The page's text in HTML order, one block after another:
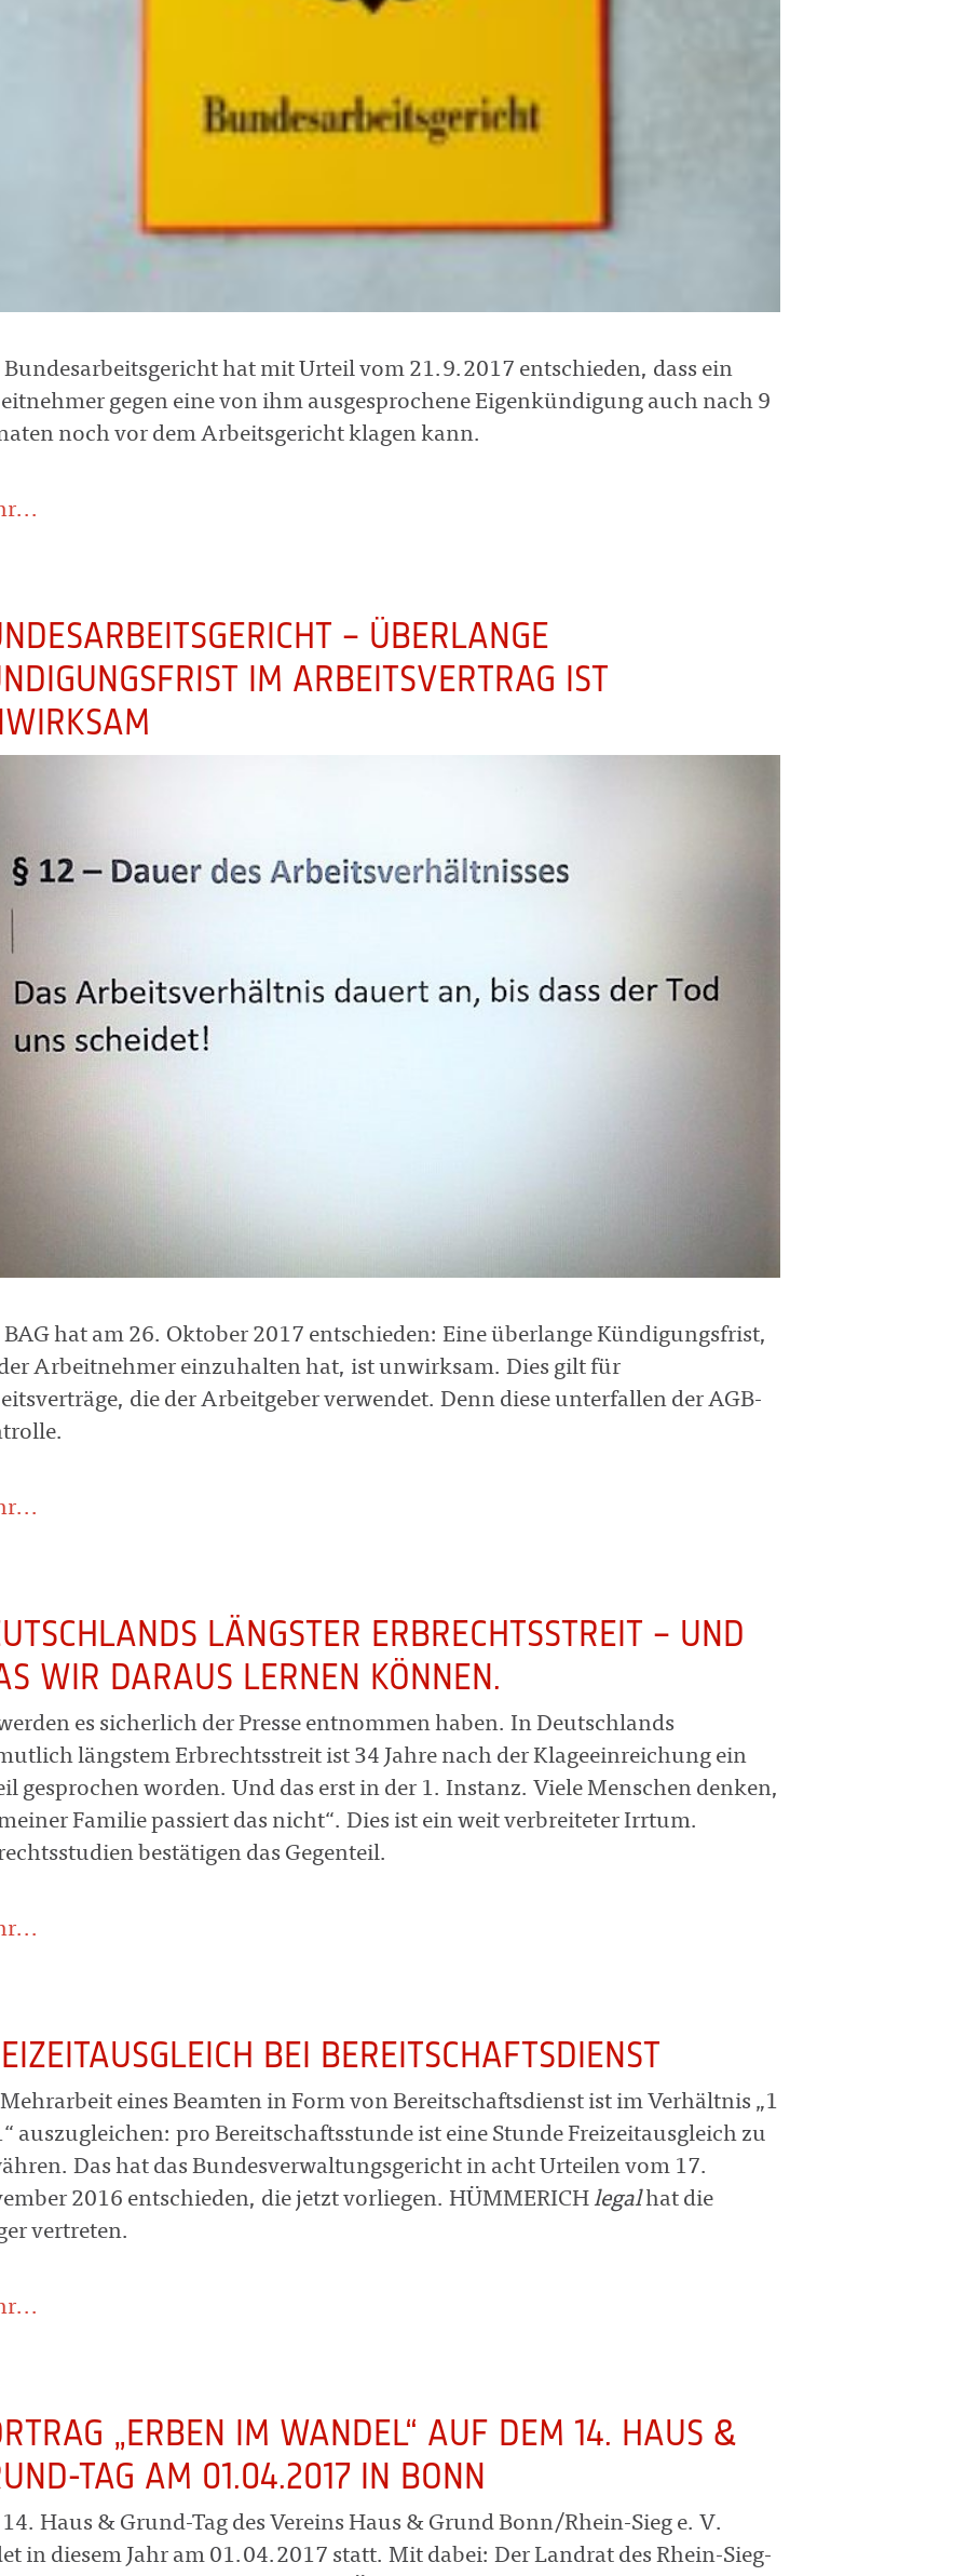
Bundesarbeitsgericht hat mit Urteil vom 21.9.2017 entschieden, dass ein
gegen eine von ihm ausgesprochene Eigenkündigung auch nach 9
noch vor dem Arbeitsgericht klagen kann.
– ÜBERLANGE
IM ARBEITSVERTRAG IST
BAG hat am 26. Oktober 2017 entschieden: Eine überlange Kündigungsfrist,
Arbeitnehmer einzuhalten hat, ist unwirksam. Dies gilt für
die der Arbeitgeber verwendet. Denn diese unterfallen der AGB-
LÄNGSTER ERBRECHTSSTREIT – UND
WIR DARAUS LERNEN KÖNNEN.
es sicherlich der Presse entnommen haben. In Deutschlands
längstem Erbrechtsstreit ist 34 Jahre nach der Klageeinreichung ein
gesprochen worden. Und das erst in der 1. Instanz. Viele Menschen denken,
Familie passiert das nicht“. Dies ist ein weit verbreiteter Irrtum.
bestätigen das Gegenteil.
BEI BEREITSCHAFTSDIENST
eines Beamten in Form von Bereitschaftsdienst ist im Verhältnis „1
auszugleichen: pro Bereitschaftsstunde ist eine Stunde Freizeitausgleich zu
Das hat das Bundesverwaltungsgericht in acht Urteilen vom 17.
2016 entschieden, die jetzt vorliegen. HÜMMERICHlegalhat die
vertreten.
„ERBEN IM WANDEL“ AUF DEM 14. HAUS &
TAG AM 01.04.2017 IN BONN
Haus & Grund-Tag des Vereins Haus & Grund Bonn/Rhein-Sieg e. V.
in diesem Jahr am 01.04.2017 statt. Mit dabei: Der Landrat des Rhein-Sieg-